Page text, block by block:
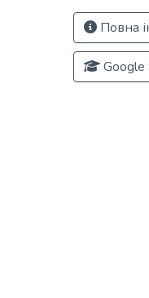
Повна
Google